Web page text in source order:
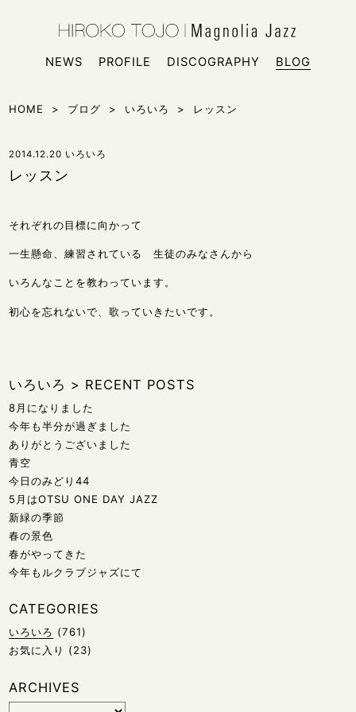
NEWS
PROFILE DISCOGRAPHY BLOG
HOME > ブログ > いろいろ > レッスン
2014.12.20 いろいろ
レッスン
それぞれの目標に向かって
一生懸命、練習されている 生徒のみなさんから
いろんなことを教わっています。
初心を忘れないで、歌っていきたいです。
いろいろ > RECENT POSTS
8月になりました
今年も半分が過ぎました
ありがとうございました
青空
今日のみどり44
5月はOTSU ONE DAY JAZZ
新緑の季節
春の景色
春がやってきた
今年もルクラブジャズにて
CATEGORIES
いろいろ (761)
お気に入り
(23)
ARCHIVES